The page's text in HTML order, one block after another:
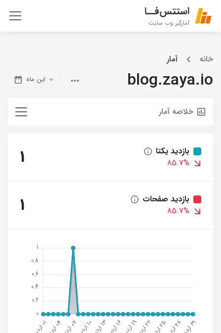
استتس‌فــا
آمارگیر وب سایت
خانه آمار
blog.zaya.io این ماه
خلاصه آمار
بازدید یکتا
85.7%
1
بازدید صفحات
85.7%
1